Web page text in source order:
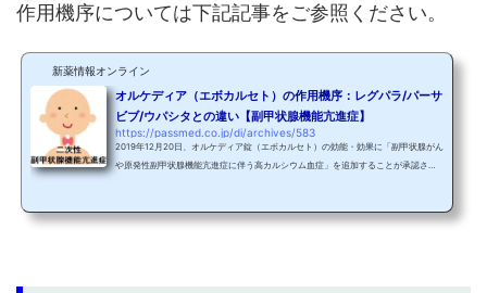
作用機序については下記記事をご参照ください。
新薬情報オンライン
オルケディア（エボカルセト）の作用機序：レグパラ/パーサ
ビブ/ウパシタとの違い【副甲状腺機能亢進症】
https://passmed.co.jp/di/archives/583
2019年12月20日、オルケディア錠（エボカルセト）の効能・効果に「副甲状腺がん
や原発性副甲状腺機能亢進症に伴う高カルシウム血症」を追加することが承認され
一般名エボカルセト製品名の由来オーケストラのようにPTH、P、Ca の調和を取り